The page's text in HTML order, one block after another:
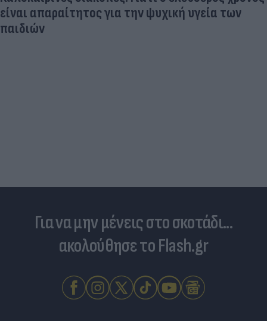
είναι απαραίτητος για την ψυχική υγεία των
παιδιών
Για να μην μένεις στο σκοτάδι...
ακολούθησε το Flash.gr